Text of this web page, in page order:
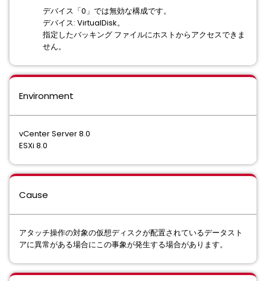
デバイス「0」では無効な構成です。
デバイス: VirtualDisk。
指定したバッキング ファイルにホストからアクセスできま
せん。
Environment
vCenter Server 8.0
ESXi 8.0
Cause
アタッチ操作の対象の仮想ディスクが配置されているデータスト
アに異常がある場合にこの事象が発生する場合があります。